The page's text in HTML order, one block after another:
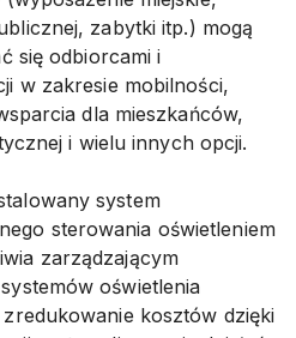
zabytki itp.) mogą
się odbiorcami i
w zakresie mobilności,
dla mieszkańców,
i wielu innych opcji.
system
sterowania oświetleniem
zarządzającym
oświetlenia
kosztów dzięki